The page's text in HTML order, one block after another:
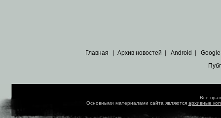
Главная | Архив новостей | Android | Google
Все
Основными материалами сайта являются архивные